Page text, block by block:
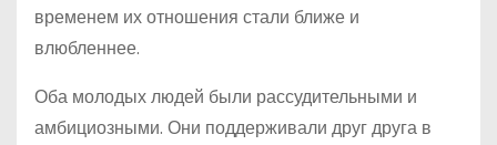
временем их отношения стали ближе и
влюбленнее.
Оба молодых людей были рассудительными и
амбициозными. Они поддерживали друг друга в